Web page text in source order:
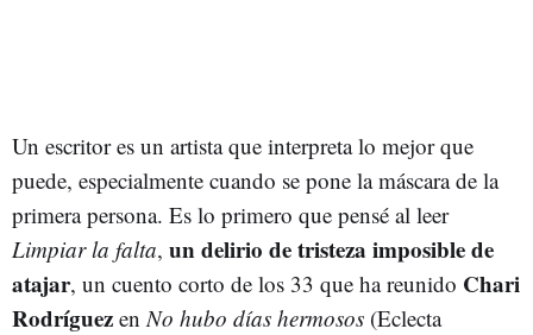
Un escritor es un artista que interpreta lo mejor que
puede, especialmente cuando se pone la máscara de la
primera persona. Es lo primero que pensé al leer
Limpiar la falta, un delirio de tristeza imposible de
atajar, un cuento corto de los 33 que ha reunido Chari
Rodríguez en No hubo días hermosos (Eclecta